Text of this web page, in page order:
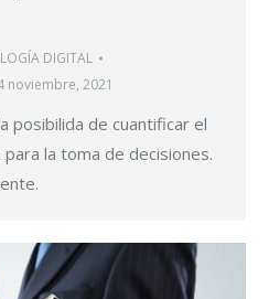
DIGITAL
noviembre, 2021
posibilida de cuantificar el
la toma de decisiones.